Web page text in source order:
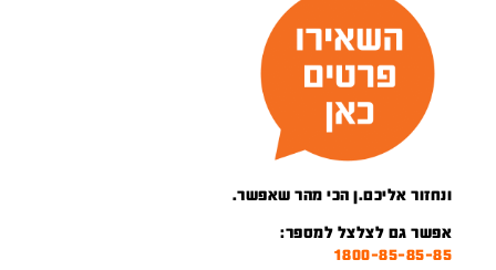
ונחזור אליכם.ן הכי מהר שאפשר.
אפשר גם לצלצל למספר:
1800-85-85-85